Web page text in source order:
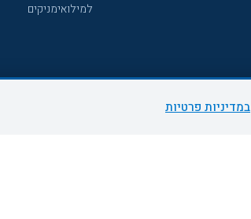
למילואימניקים
במדיניות פרטיות